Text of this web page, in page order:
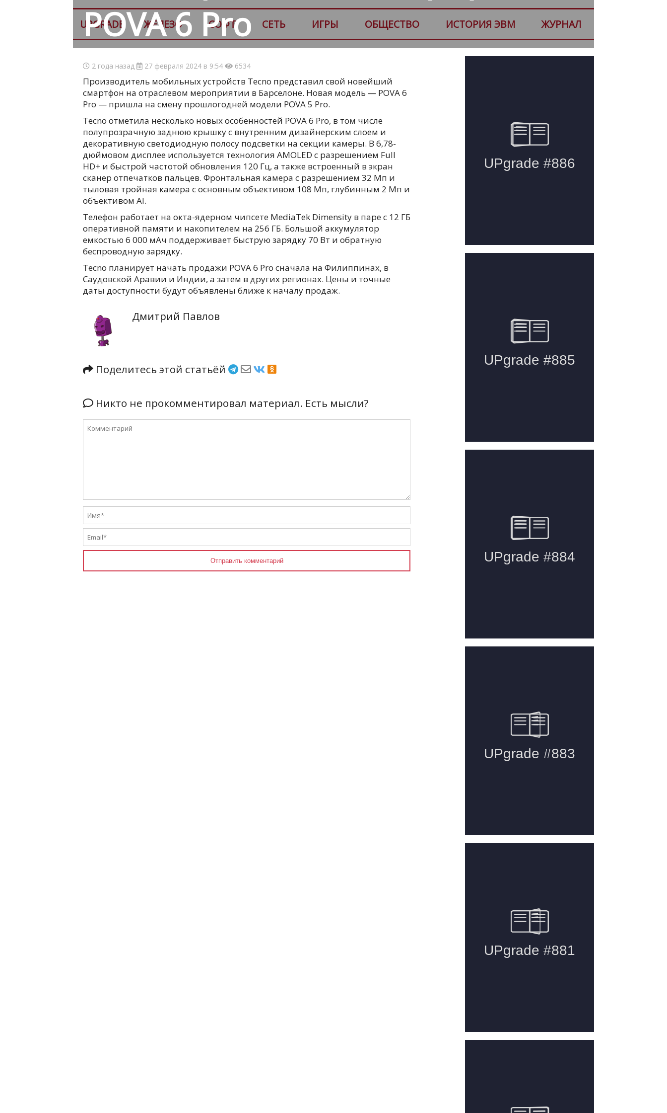
UPGRADE ЖЕЛЕЗО СОФТ СЕТЬ ИГРЫ ОБЩЕСТВО ИСТОРИЯ ЭВМ ЖУРНАЛ
POVA 6 Pro
2 года назад 27 февраля 2024 в 9:54 6534
Производитель мобильных устройств Tecno представил свой новейший
смартфон на отраслевом мероприятии в Барселоне. Новая модель — POVA 6
Pro — пришла на смену прошлогодней модели POVA 5 Pro.
Tecno отметила несколько новых особенностей POVA 6 Pro, в том числе
полупрозрачную заднюю крышку с внутренним дизайнерским слоем и
декоративную светодиодную полосу подсветки на секции камеры. В 6,78-
дюймовом дисплее используется технология AMOLED с разрешением Full
HD+ и быстрой частотой обновления 120 Гц, а также встроенный в экран
сканер отпечатков пальцев. Фронтальная камера с разрешением 32 Мп и
тыловая тройная камера с основным объективом 108 Мп, глубинным 2 Мп и
объективом AI.
Телефон работает на окта-ядерном чипсете MediaTek Dimensity в паре с 12 ГБ
оперативной памяти и накопителем на 256 ГБ. Большой аккумулятор
емкостью 6 000 мАч поддерживает быструю зарядку 70 Вт и обратную
беспроводную зарядку.
Tecno планирует начать продажи POVA 6 Pro сначала на Филиппинах, в
Саудовской Аравии и Индии, а затем в других регионах. Цены и точные
даты доступности будут объявлены ближе к началу продаж.
Дмитрий Павлов
Поделитесь этой статьёй
Никто не прокомментировал материал. Есть мысли?